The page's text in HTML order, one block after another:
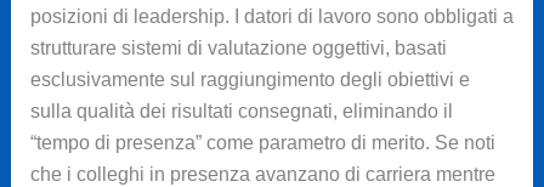
posizioni di leadership. I datori di lavoro sono obbligati a
strutturare sistemi di valutazione oggettivi, basati
esclusivamente sul raggiungimento degli obiettivi e
sulla qualità dei risultati consegnati, eliminando il
“tempo di presenza” come parametro di merito. Se noti
che i colleghi in presenza avanzano di carriera mentre